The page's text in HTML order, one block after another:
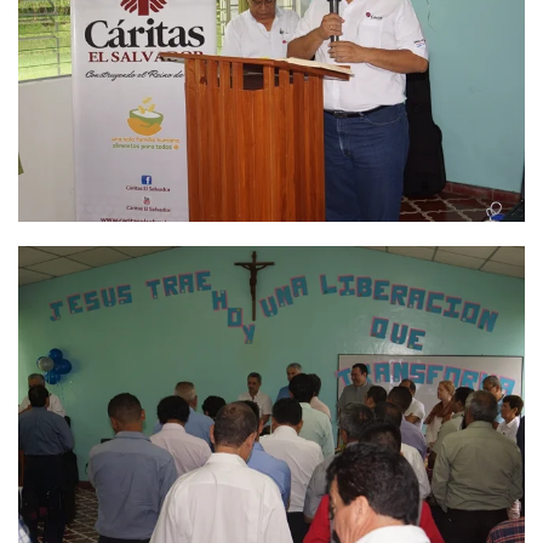
Ver
Ver